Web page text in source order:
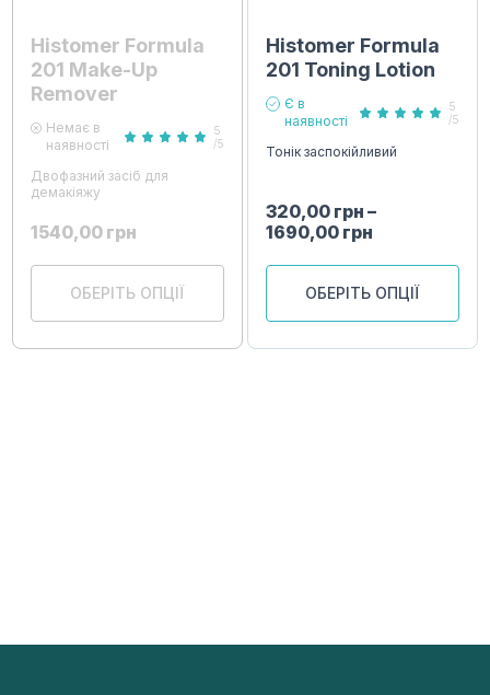
Histomer Formula
201 Make-Up
Remover
Немає в
наявності
5
/5
Двофазний засіб для
демакіяжу
1540,00 грн
ОБЕРІТЬ ОПЦІЇ
Histomer Formula
201 Toning Lotion
Є в
наявності
5
/5
Тонік заспокійливий
320,00 грн –
1690,00 грн
ОБЕРІТЬ ОПЦІЇ